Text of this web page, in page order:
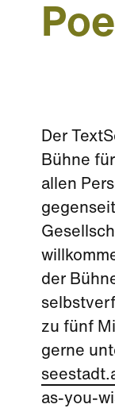
Der
Bühne
allen
der
zu fünf
gerne
as-you-